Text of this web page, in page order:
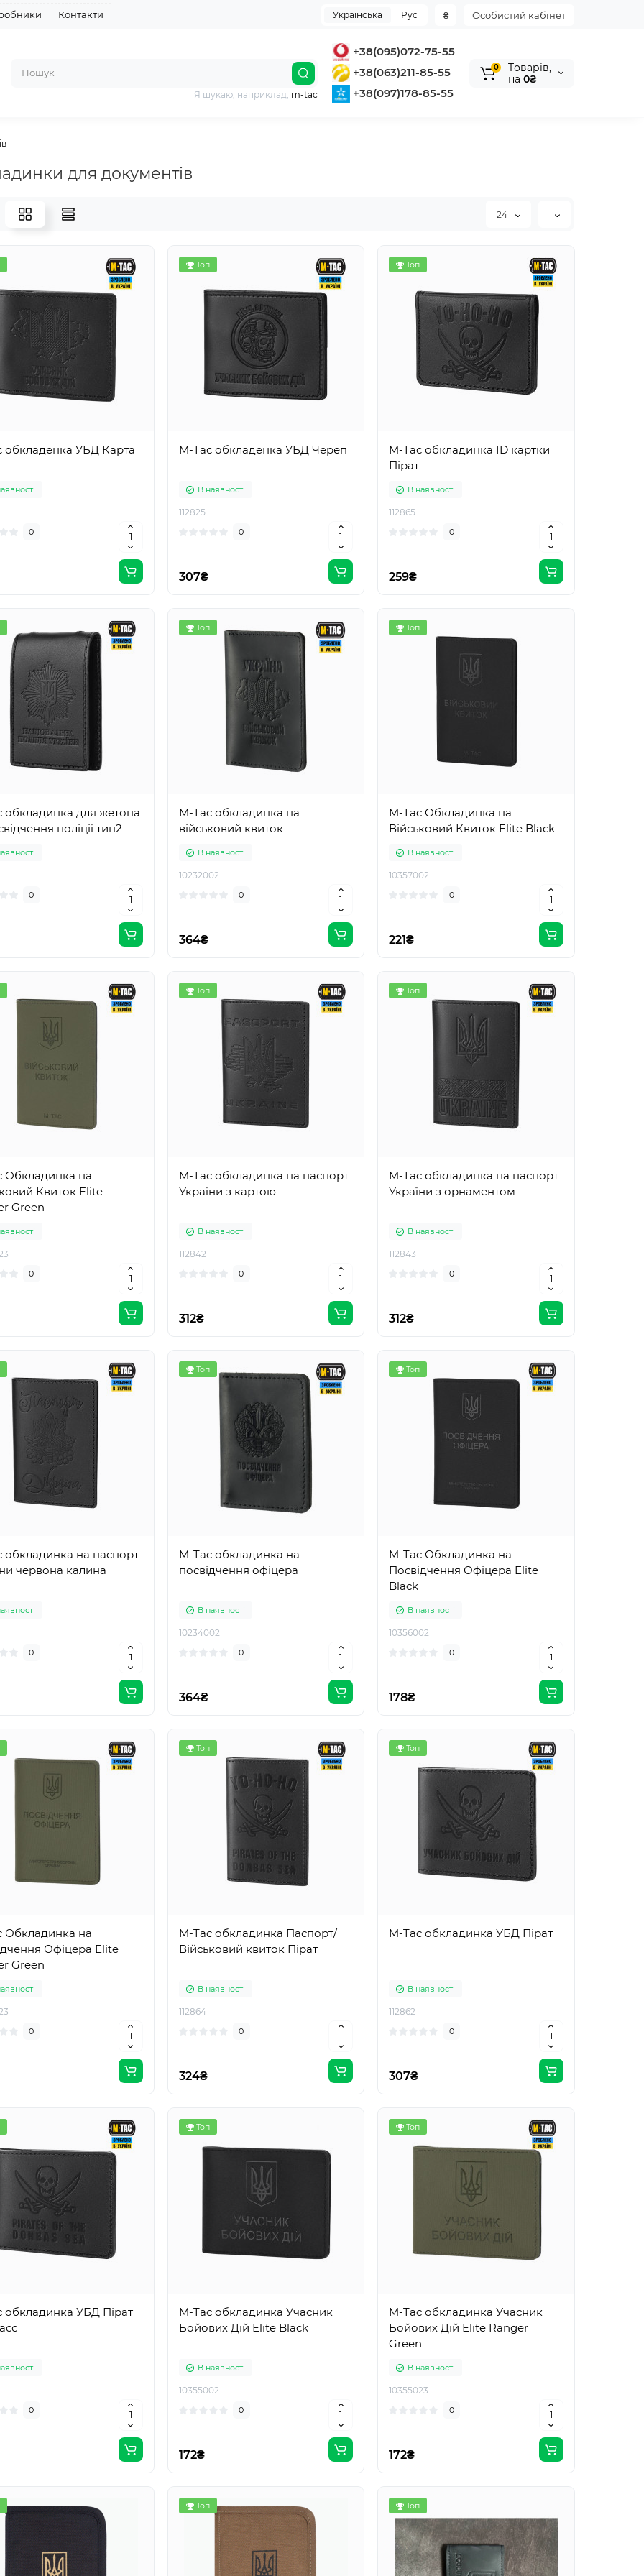
Контакти Особистий кабінет
₴
Українська Рус
+38(095)072-75-55
+38(063)211-85-55
+38(097)178-85-55
Я шукаю, наприклад, m-tac
0
Tоварів,
на 0₴
для документів
24
обкладенка УБД Карта
0
Топ
M-Tac обкладенка УБД Череп
В наявності
112825
0
307₴
Топ
M-Tac обкладинка ID картки
Пірат
В наявності
112865
0
259₴
обкладинка для жетона
поліції тип2
0
Топ
M-Tac обкладинка на
військовий квиток
В наявності
10232002
0
364₴
Топ
M-Tac Обкладинка на
Військовий Квиток Elite Black
В наявності
10357002
0
221₴
Обкладинка на
Квиток Elite
Green
0
Топ
M-Tac обкладинка на паспорт
України з картою
В наявності
112842
0
312₴
Топ
M-Tac обкладинка на паспорт
України з орнаментом
В наявності
112843
0
312₴
обкладинка на паспорт
червона калина
0
Топ
M-Tac обкладинка на
посвідчення офіцера
В наявності
10234002
0
364₴
Топ
M-Tac Обкладинка на
Посвідчення Офіцера Elite
Black
В наявності
10356002
0
178₴
Обкладинка на
Офіцера Elite
Green
0
Топ
M-Tac обкладинка Паспорт/
Військовий квиток Пірат
В наявності
112864
0
324₴
Топ
M-Tac обкладинка УБД Пірат
В наявності
112862
0
307₴
обкладинка УБД Пірат
0
Топ
M-Tac обкладинка Учасник
Бойових Дій Elite Black
В наявності
10355002
0
172₴
Топ
M-Tac обкладинка Учасник
Бойових Дій Elite Ranger
Green
В наявності
10355023
0
172₴
Топ Топ